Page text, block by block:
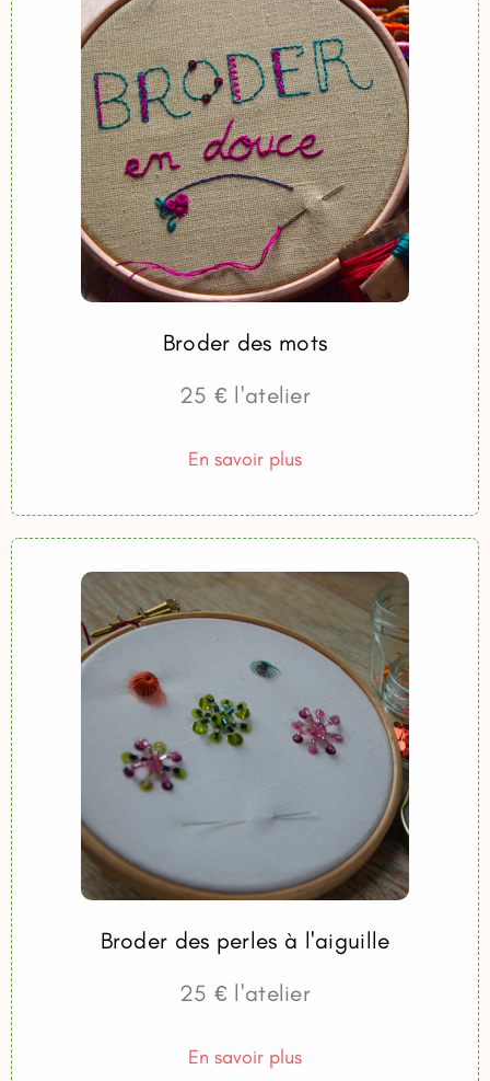
Broder des mots
25 € l'atelier
En savoir plus
Broder des perles à l'aiguille
25 € l'atelier
En savoir plus